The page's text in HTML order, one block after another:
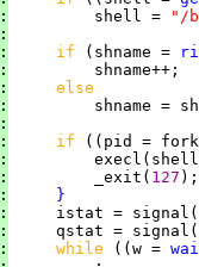
:
         shell =
"/
:
: if (shname =
:
:
else
:
:
: if
((pid =
:
:
         _exit(
127
:
}
:
:
: while ((w =